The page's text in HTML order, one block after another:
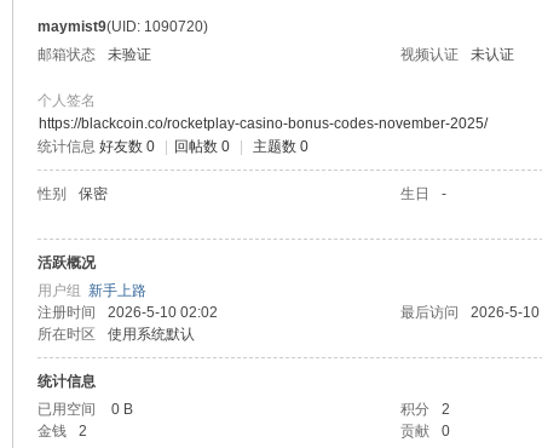
maymist9(UID: 1090720)
邮箱状态
未验证 视频认证 未认证
个人签名
https://blackcoin.co/rocketplay-casino-bonus-codes-november-2025/
统计信息 好友数 0 回帖数 0 主题数 0
性别 保密 生日 -
活跃概况
用户组 新手上路
注册时间
2026-5-10 02:02 最后访问
2026-5-
所在时区
使用系统默认
统计信息
已用空间
0 B 积分
2
金钱
2 贡献 0